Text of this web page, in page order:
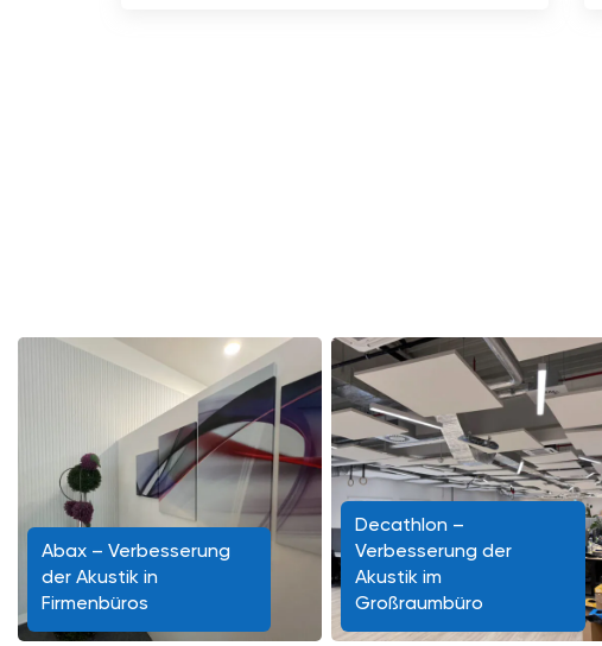
Abax – Verbesserung
der Akustik in
Firmenbüros
Decathlon –
Verbesserung der
Akustik im
Großraumbüro